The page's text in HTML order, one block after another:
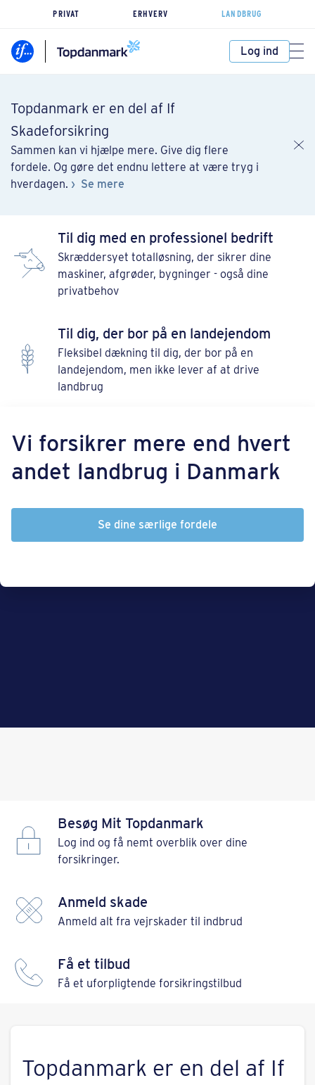
PRIVAT ERHVERV LANDBRUG
Log ind
Topdanmark er en del af If
Skadeforsikring
Sammen kan vi hjælpe mere. Give dig flere
fordele. Og gøre det endnu lettere at være tryg i
hverdagen.
Se mere
Til dig med en professionel bedrift
Skræddersyet totalløsning, der sikrer dine
maskiner, afgrøder, bygninger - også dine
privatbehov
Til dig, der bor på en landejendom
Fleksibel dækning til dig, der bor på en
landejendom, men ikke lever af at drive
landbrug
Vi forsikrer mere end hvert
andet landbrug i Danmark
Se dine særlige fordele
Besøg Mit Topdanmark
Log ind og få nemt overblik over dine
forsikringer.
Anmeld skade
Anmeld alt fra vejrskader til indbrud
Få et tilbud
Få et uforpligtende forsikringstilbud
Topdanmark er en del af If